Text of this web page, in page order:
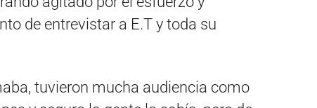
de entrevistar a E.T y toda su
tuvieron mucha audiencia como